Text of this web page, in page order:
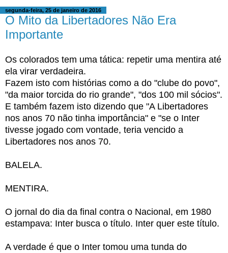
segunda-feira, 25 de janeiro de 2016
O Mito da Libertadores Não Era
Importante
Os colorados tem uma tática: repetir uma mentira até
ela virar verdadeira.
Fazem isto com histórias como a do "clube do povo",
"da maior torcida do rio grande", "dos 100 mil sócios".
E também fazem isto dizendo que "A Libertadores
nos anos 70 não tinha importância" e "se o Inter
tivesse jogado com vontade, teria vencido a
Libertadores nos anos 70.
BALELA.
MENTIRA.
O jornal do dia da final contra o Nacional, em 1980
estampava: Inter busca o título. Inter quer este título.
A verdade é que o Inter tomou uma tunda do